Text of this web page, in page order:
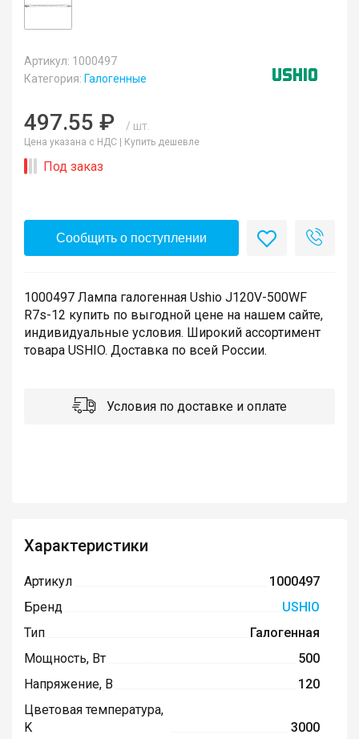
Артикул: 1000497
Категория: Галогенные
497.55 ₽ / шт.
Цена указана с НДС | Купить дешевле
Под заказ
Сообщить о поступлении
1000497 Лампа галогенная Ushio J120V-500WF
R7s-12 купить по выгодной цене на нашем сайте,
индивидуальные условия. Широкий ассортимент
товара USHIO. Доставка по всей России.
Условия по доставке и оплате
Характеристики
Артикул
1000497
Бренд
USHIO
Тип
Галогенная
Мощность, Вт
500
Напряжение, В
120
Цветовая температура,
K
3000